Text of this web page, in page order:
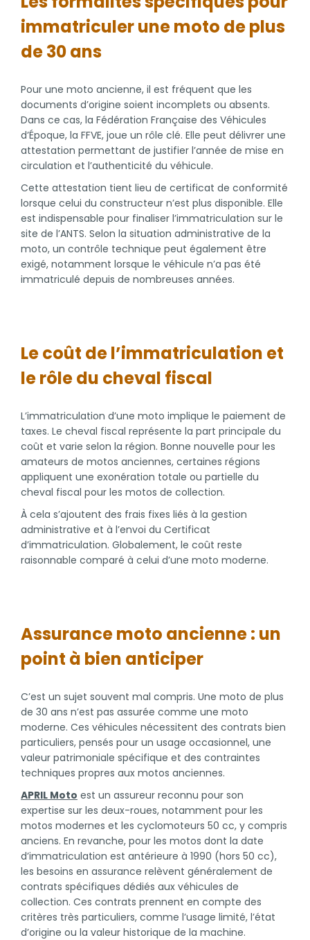
immatriculer une moto de plus
de 30 ans
Pour une moto ancienne, il est fréquent que les
documents d’origine soient incomplets ou absents.
Dans ce cas, la Fédération Française des Véhicules
d’Époque, la FFVE, joue un rôle clé. Elle peut délivrer une
attestation permettant de justifier l’année de mise en
circulation et l’authenticité du véhicule.
Cette attestation tient lieu de certificat de conformité
lorsque celui du constructeur n’est plus disponible. Elle
est indispensable pour finaliser l’immatriculation sur le
site de l’ANTS. Selon la situation administrative de la
moto, un contrôle technique peut également être
exigé, notamment lorsque le véhicule n’a pas été
immatriculé depuis de nombreuses années.
Le coût de l’immatriculation et
le rôle du cheval fiscal
L’immatriculation d’une moto implique le paiement de
taxes. Le cheval fiscal représente la part principale du
coût et varie selon la région. Bonne nouvelle pour les
amateurs de motos anciennes, certaines régions
appliquent une exonération totale ou partielle du
cheval fiscal pour les motos de collection.
À cela s’ajoutent des frais fixes liés à la gestion
administrative et à l’envoi du Certificat
d’immatriculation. Globalement, le coût reste
raisonnable comparé à celui d’une moto moderne.
Assurance moto ancienne : un
point à bien anticiper
C’est un sujet souvent mal compris. Une moto de plus
de 30 ans n’est pas assurée comme une moto
moderne. Ces véhicules nécessitent des contrats bien
particuliers, pensés pour un usage occasionnel, une
valeur patrimoniale spécifique et des contraintes
techniques propres aux motos anciennes.
APRIL Moto est un assureur reconnu pour son
expertise sur les deux-roues, notamment pour les
motos modernes et les cyclomoteurs 50 cc, y compris
anciens. En revanche, pour les motos dont la date
d’immatriculation est antérieure à 1990 (hors 50 cc),
les besoins en assurance relèvent généralement de
contrats spécifiques dédiés aux véhicules de
collection. Ces contrats prennent en compte des
critères très particuliers, comme l’usage limité, l’état
d’origine ou la valeur historique de la machine.